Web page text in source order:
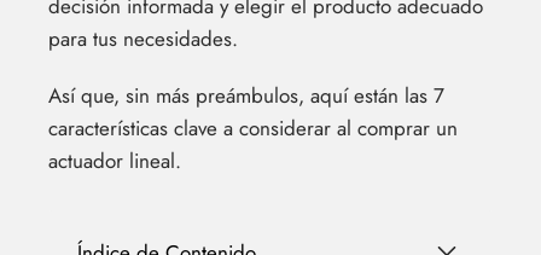
decisión informada y elegir el producto adecuado
para tus necesidades.
Así que, sin más preámbulos, aquí están las 7
características clave a considerar al comprar un
actuador lineal.